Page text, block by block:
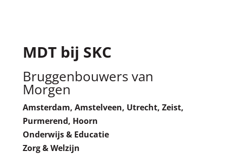
MDT bij SKC
Bruggenbouwers van
Morgen
Amsterdam, Amstelveen, Utrecht, Zeist,
Purmerend, Hoorn
Onderwijs & Educatie
Zorg & Welzijn